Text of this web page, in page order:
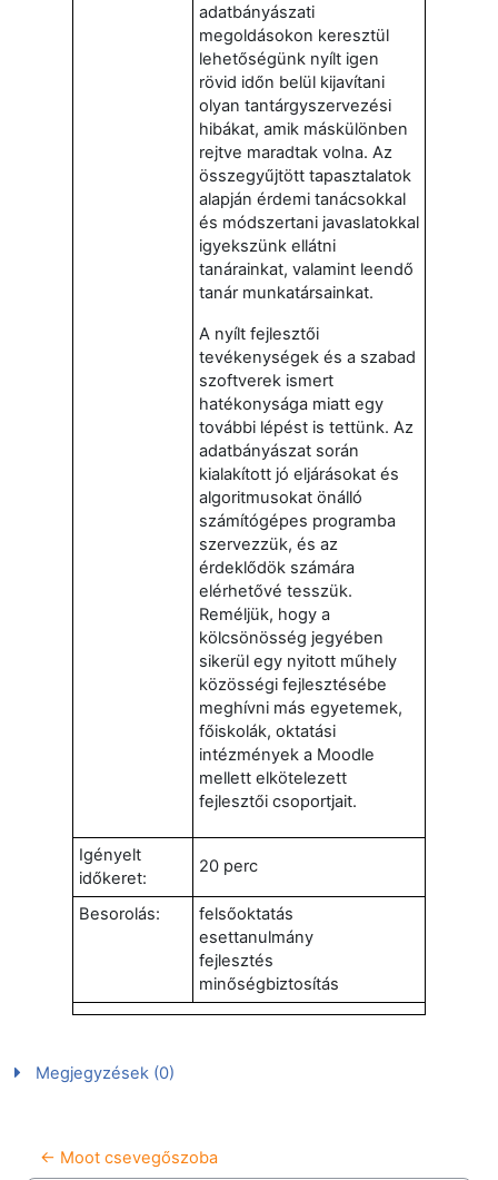
adatbányászati
megoldásokon keresztül
lehetőségünk nyílt igen
rövid időn belül kijavítani
olyan tantárgyszervezési
hibákat, amik máskülönben
rejtve maradtak volna. Az
összegyűjtött tapasztalatok
alapján érdemi tanácsokkal
és módszertani javaslatokkal
igyekszünk ellátni
tanárainkat, valamint leendő
tanár munkatársainkat.
A nyílt fejlesztői
tevékenységek és a szabad
szoftverek ismert
hatékonysága miatt egy
további lépést is tettünk. Az
adatbányászat során
kialakított jó eljárásokat és
algoritmusokat önálló
számítógépes programba
szervezzük, és az
érdeklődök számára
elérhetővé tesszük.
Reméljük, hogy a
kölcsönösség jegyében
sikerül egy nyitott műhely
közösségi fejlesztésébe
meghívni más egyetemek,
főiskolák, oktatási
intézmények a Moodle
mellett elkötelezett
fejlesztői csoportjait.
Igényelt
időkeret:
20 perc
Besorolás:
felsőoktatás
esettanulmány
fejlesztés
minőségbiztosítás
Megjegyzések (0)
← Moot csevegőszoba